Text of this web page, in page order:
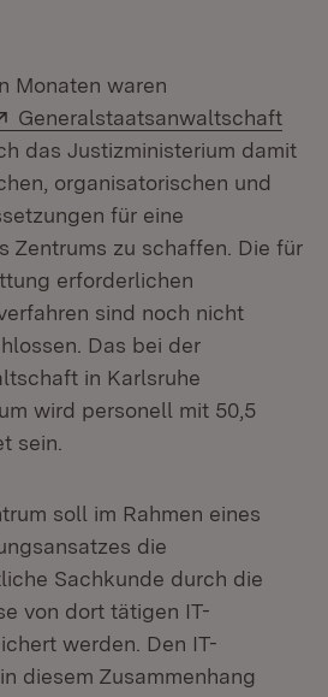
Monaten waren
Extern:
Generalstaatsanwaltschaft
neuem Fenster)
das Justizministerium damit
organisatorischen und
für eine
Zentrums zu schaffen. Die für
erforderlichen
sind noch nicht
Das bei der
in Karlsruhe
wird personell mit 50,5
sein.
soll im Rahmen eines
die
Sachkunde durch die
von dort tätigen IT-
werden. Den IT-
diesem Zusammenhang